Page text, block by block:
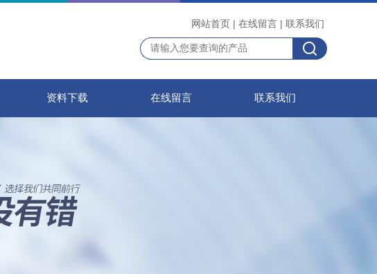
网站首页 | 在线留言 | 联系我们
资料下载 在线留言 联系我们